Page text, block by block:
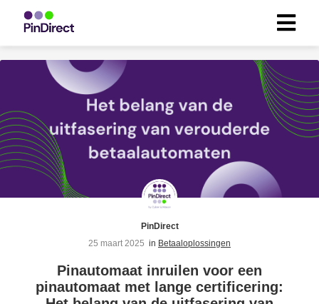
PinDirect
25 maart 2025 in Betaaloplossingen
Pinautomaat inruilen voor een
pinautomaat met lange certificering: